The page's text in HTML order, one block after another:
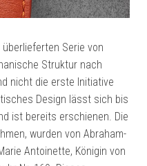
Serie von
Struktur nach
nicht die erste Initiative
Design lässt sich bis
ist bereits erschienen. Die
wurden von Abraham-
Antoinette, Königin von